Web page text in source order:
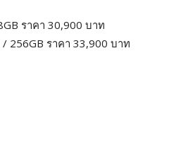
ราคา 30,900 บาท
/ 256GB ราคา 33,900 บาท